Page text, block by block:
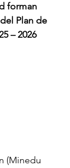
forman
Plan de
– 2026
(Minedu